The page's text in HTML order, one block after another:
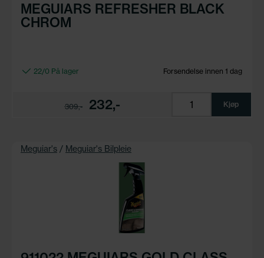
MEGUIARS REFRESHER BLACK
CHROM
22/0 På lager Forsendelse innen 1 dag
309,-232,- Kjøp
Meguiar's / Meguiar's Bilpleie